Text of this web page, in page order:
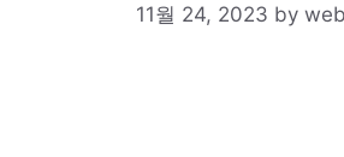
11월 24, 2023 by